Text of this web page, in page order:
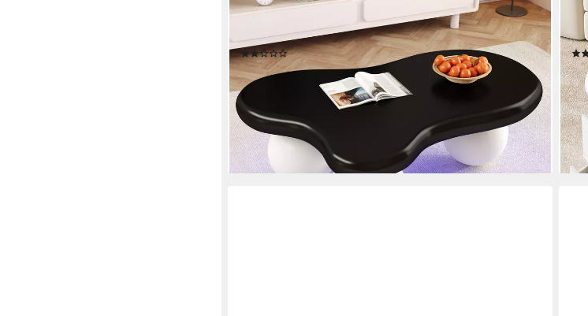
(1-St), Wohnzimmertisch Beistelltisch mit Abgerundete
Ecken, 95x62,5x32cm
(5)
159,99 € UVP289,99 €
-45%
lieferbar - in 5-6 Werktagen bei dir
-